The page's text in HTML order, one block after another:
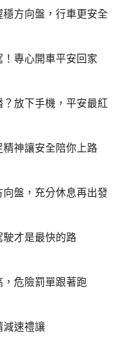
方向盤，行車更安全
專心開車平安回家
放下手機，平安最紅
神讓安全陪你上路
盤，充分休息再出發
才是最快的路
危險罰單跟著跑
速禮讓